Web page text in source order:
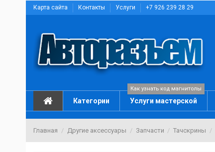
Карта сайта Контакты Услуги +7 926 239 28 29
Категории Услуги мастерской
Как узнать код магнитолы
Главная Другие аксессуары Запчасти Тачскрины